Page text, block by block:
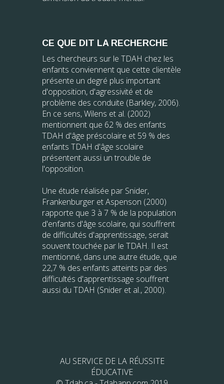
CE QUE DIT LA RECHERCHE
Les chercheurs sur le TDAH chez les
enfants conviennent que cette clientèle
présente un degré plus important
d'opposition, d'agressivité et de
problème des conduite (Barkley, 2006).
En ce sens, Wilens et al. (2002)
mentionnent que 62 % des enfants
TDAH d'âge préscolaire et 59 % des
enfants TDAH d'âge scolaire
présentent aussi un trouble de
l'opposition.
Une étude réalisée par Snider,
Frankenburger et Aspenson (2000)
rapporte que 3 à 7 % de la population
d'enfants d'âge scolaire, qui souffrent
de difficultés d'apprentissage, serait
souvent touchée par le TDAH. Il est
mentionné, dans une autre étude, que
22,7 % des enfants atteints par des
difficultés d'apprentissage souffrent
aussi du TDAH (Snider et al., 2000).
AU SERVICE DE LA RÉUSSITE
ÉDUCATIVE